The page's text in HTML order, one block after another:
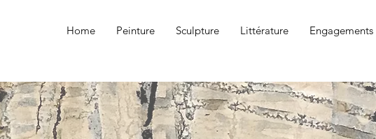
Home Peinture Sculpture Littérature Engagements